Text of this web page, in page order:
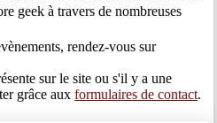
geek à travers de nombreuses
rendez-vous sur
sur le site ou s'il y a une
grâce auxformulaires de contact.